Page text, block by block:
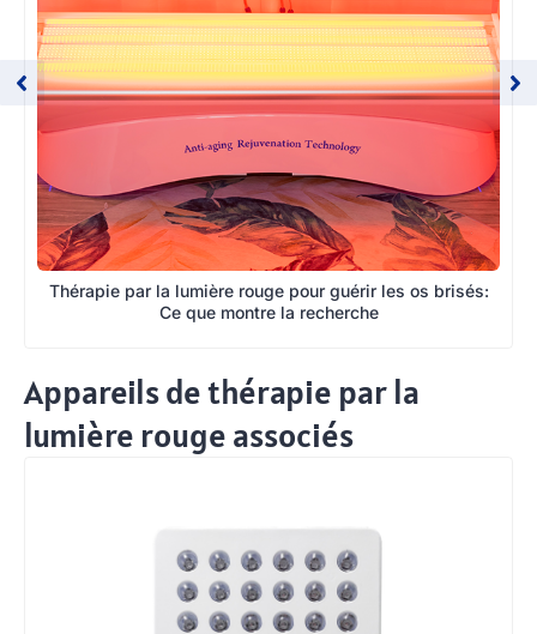
Thérapie par la lumière rouge pour guérir les os brisés:
Ce que montre la recherche
Appareils de thérapie par la
lumière rouge associés